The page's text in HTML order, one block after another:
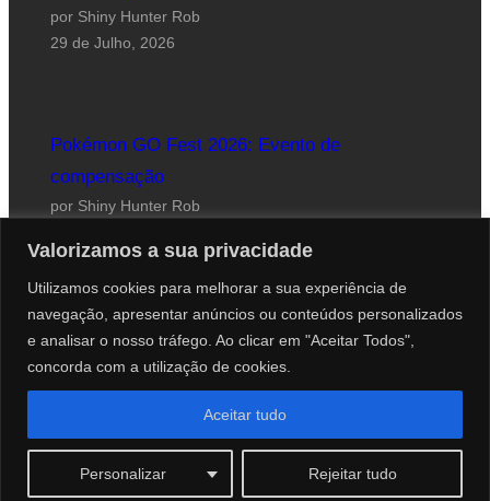
Valorizamos a sua privacidade
Utilizamos cookies para melhorar a sua experiência de
navegação, apresentar anúncios ou conteúdos personalizados
e analisar o nosso tráfego. Ao clicar em "Aceitar Todos",
concorda com a utilização de cookies.
Personalizar Rejeitar tudo
Aceitar tudo
por Shiny Hunter Rob
29 de Julho, 2026
Pokémon GO Fest 2026: Evento de
compensação
por Shiny Hunter Rob
Website desenhado por Roberto Coutinho
© 2012-2026 PokéCenter Blog